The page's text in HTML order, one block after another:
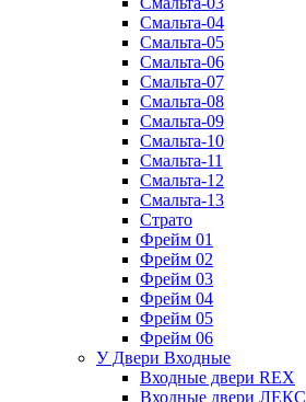
Смальта-04
Смальта-05
Смальта-06
Смальта-07
Смальта-08
Смальта-09
Смальта-10
Смальта-11
Смальта-12
Смальта-13
Страто
Фрейм 01
Фрейм 02
Фрейм 03
Фрейм 04
Фрейм 05
Фрейм 06
У Двери Входные
Входные двери REX
Входные двери ЛЕКС